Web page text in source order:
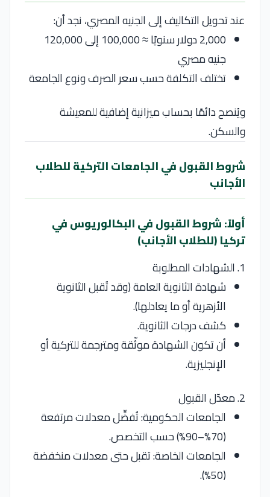
عند تحويل التكاليف إلى الجنيه المصري، نجد أن:
2,000 دولار سنويًا ≈ 100,000 إلى 120,000
جنيه مصري
تختلف التكلفة حسب سعر الصرف ونوع الجامعة
ويُنصح دائمًا بحساب ميزانية إضافية للمعيشة
والسكن.
شروط القبول في الجامعات التركية للطلاب
الأجانب
أولاً: شروط القبول في البكالوريوس في
تركيا (للطلاب الأجانب)
1. الشهادات المطلوبة
شهادة الثانوية العامة (وقد تُقبل الثانوية
الأزهرية أو ما يعادلها).
كشف درجات الثانوية.
أن تكون الشهادة موثّقة ومترجمة للتركية أو
الإنجليزية.
2. معدّل القبول
الجامعات الحكومية: تُفضِّل معدلات مرتفعة
(70%–90%) حسب التخصص.
الجامعات الخاصة: تقبل حتى معدلات منخفضة
(50%).